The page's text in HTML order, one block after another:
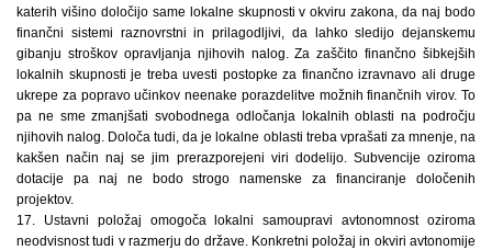
katerih višino določijo same lokalne skupnosti v okviru zakona, da naj bodo
finančni sistemi raznovrstni in prilagodljivi, da lahko sledijo dejanskemu
gibanju stroškov opravljanja njihovih nalog. Za zaščito finančno šibkejših
lokalnih skupnosti je treba uvesti postopke za finančno izravnavo ali druge
ukrepe za popravo učinkov neenake porazdelitve možnih finančnih virov. To
pa ne sme zmanjšati svobodnega odločanja lokalnih oblasti na področju
njihovih nalog. Določa tudi, da je lokalne oblasti treba vprašati za mnenje, na
kakšen način naj se jim prerazporejeni viri dodelijo. Subvencije oziroma
dotacije pa naj ne bodo strogo namenske za financiranje določenih
projektov.
17. Ustavni položaj omogoča lokalni samoupravi avtonomnost oziroma
neodvisnost tudi v razmerju do države. Konkretni položaj in okviri avtonomije